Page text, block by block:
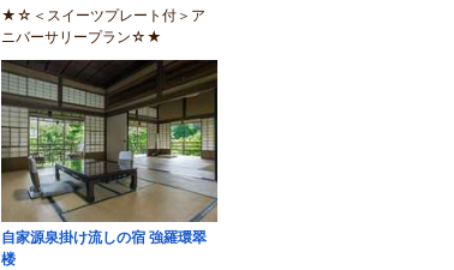
★☆＜スイーツプレート付＞ア
ニバーサリープラン☆★
自家源泉掛け流しの宿 強羅環翠
楼